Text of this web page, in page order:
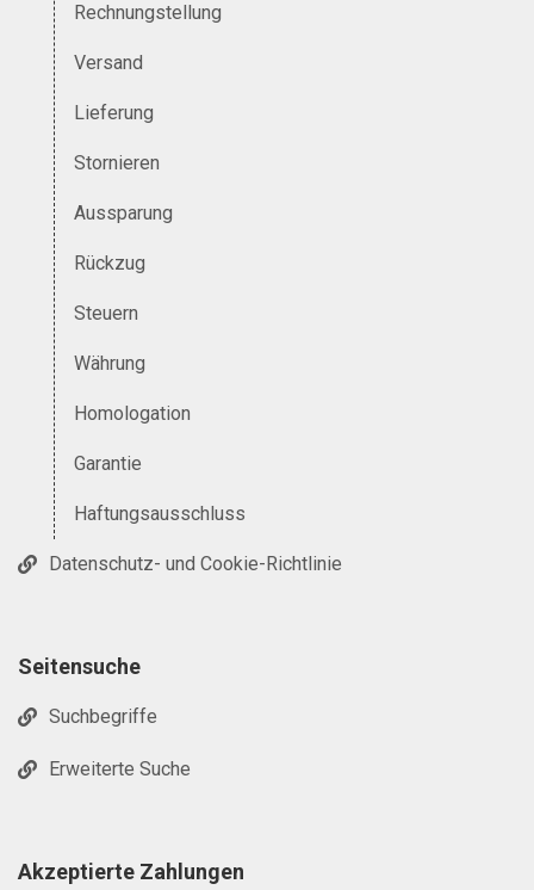
Rechnungstellung
Versand
Lieferung
Stornieren
Aussparung
Rückzug
Steuern
Währung
Homologation
Garantie
Haftungsausschluss
Datenschutz- und Cookie-Richtlinie
Seitensuche
Suchbegriffe
Erweiterte Suche
Akzeptierte Zahlungen